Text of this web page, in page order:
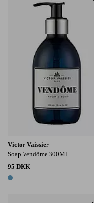
Victor Vaissier
Soap Vendôme 300Ml
95 DKK
1 farve